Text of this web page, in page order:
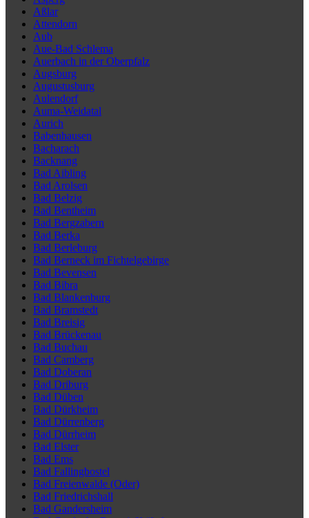
Aßlar
Attendorn
Aub
Aue-Bad Schlema
Auerbach in der Oberpfalz
Augsburg
Augustusburg
Aulendorf
Auma-Weidatal
Aurich
Babenhausen
Bacharach
Backnang
Bad Aibling
Bad Arolsen
Bad Belzig
Bad Bentheim
Bad Bergzabern
Bad Berka
Bad Berleburg
Bad Berneck im Fichtelgebirge
Bad Bevensen
Bad Bibra
Bad Blankenburg
Bad Bramstedt
Bad Breisig
Bad Brückenau
Bad Buchau
Bad Camberg
Bad Doberan
Bad Driburg
Bad Düben
Bad Dürkheim
Bad Dürrenberg
Bad Dürrheim
Bad Elster
Bad Ems
Bad Fallingbostel
Bad Freienwalde (Oder)
Bad Friedrichshall
Bad Gandersheim